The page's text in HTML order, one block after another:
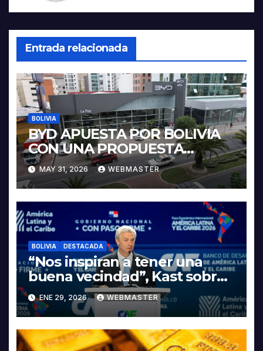
Entrada relacionada
BOLIVIA
BYD APUESTA POR BOLIVIA
CON UNA PROPUESTA
INTEGRAL PARA IMPULSAR
LA ELECTROMOVILIDAD Y LA
INDUSTRIALIZACIÓN DEL
LITIO
MAY 31, 2026 WEBMASTER
BOLIVIA DESTACADA
“Nos inspiran a tener una
buena vecindad”, Kast sobre
discurso del presidente
Rodrigo Paz
ENE 29, 2026 WEBMASTER